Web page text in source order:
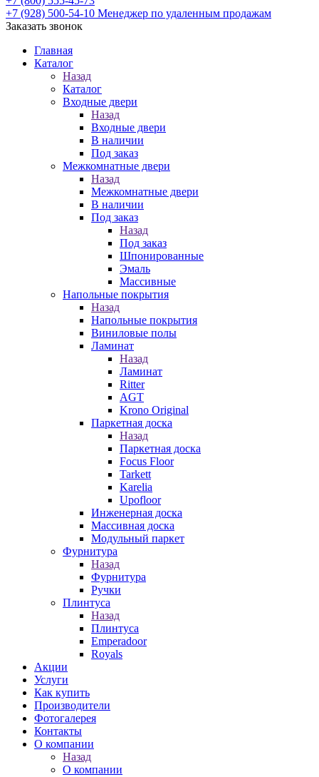
+7 (928) 500-54-10 Менеджер по удаленным продажам
Заказать звонок
Главная
Каталог
Назад
Каталог
Входные двери
Назад
Входные двери
В наличии
Под заказ
Межкомнатные двери
Назад
Межкомнатные двери
В наличии
Под заказ
Назад
Под заказ
Шпонированные
Эмаль
Массивные
Напольные покрытия
Назад
Напольные покрытия
Виниловые полы
Ламинат
Назад
Ламинат
Ritter
AGT
Krono Original
Паркетная доска
Назад
Паркетная доска
Focus Floor
Tarkett
Karelia
Upofloor
Инженерная доска
Массивная доска
Модульный паркет
Фурнитура
Назад
Фурнитура
Ручки
Плинтуса
Назад
Плинтуса
Emperadoor
Royals
Акции
Услуги
Как купить
Производители
Фотогалерея
Контакты
О компании
Назад
О компании